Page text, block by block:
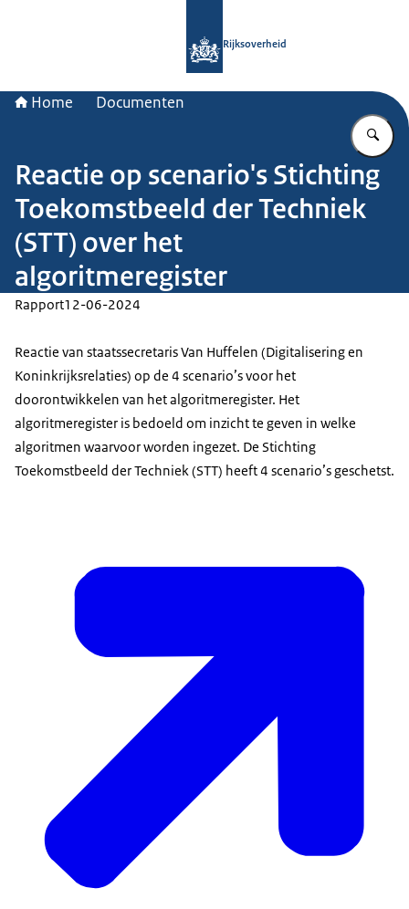
Rijksoverheid
Home Documenten
Reactie op scenario's Stichting
Toekomstbeeld der Techniek
(STT) over het
algoritmeregister
Rapport12-06-2024
Reactie van staatssecretaris Van Huffelen (Digitalisering en
Koninkrijksrelaties) op de 4 scenario’s voor het
doorontwikkelen van het algoritmeregister. Het
algoritmeregister is bedoeld om inzicht te geven in welke
algoritmen waarvoor worden ingezet. De Stichting
Toekomstbeeld der Techniek (STT) heeft 4 scenario’s geschetst.